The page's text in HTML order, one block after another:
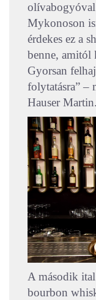
Mykonoson
érdekes ez a
benne,
Gyorsan
folytatásra” –
Hauser Martin.
A második
bourbon